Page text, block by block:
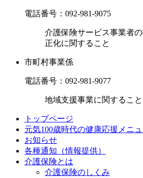
電話番号： 092-981-9075
介護保険サービス事業者
正化に関すること
市町村事業係
電話番号： 092-981-9077
地域支援事業に関すること
トップページ
元気100歳時代の健康応援メニ
お知らせ
各種通知（情報提供）
介護保険とは
介護保険のしくみ